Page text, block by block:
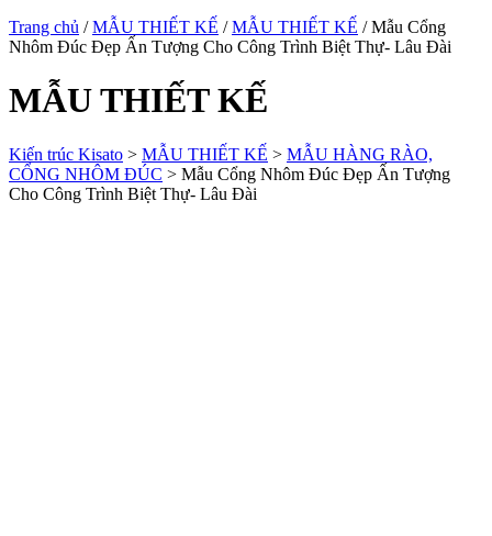
Trang chủ /MẪU THIẾT KẾ /MẪU THIẾT KẾ / Mẫu Cổng
Nhôm Đúc Đẹp Ấn Tượng Cho Công Trình Biệt Thự- Lâu Đài
MẪU THIẾT KẾ
Kiến trúc Kisato > MẪU THIẾT KẾ > MẪU HÀNG RÀO,
CỔNG NHÔM ĐÚC > Mẫu Cổng Nhôm Đúc Đẹp Ấn Tượng
Cho Công Trình Biệt Thự- Lâu Đài